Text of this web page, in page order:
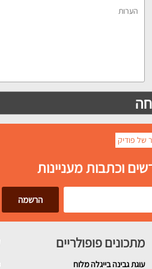
של פודיק
וכתבות מעניינות
מתכונים פופולריים
עוגת גבינה בייגלה מלוח